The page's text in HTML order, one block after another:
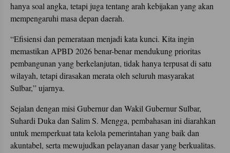
hanya soal angka, tetapi juga tentang arah kebijakan yang akan
mempengaruhi masa depan daerah.
“Efisiensi dan pemerataan menjadi kata kunci. Kita ingin
memastikan APBD 2026 benar-benar mendukung prioritas
pembangunan yang berkelanjutan, tidak hanya terpusat di satu
wilayah, tetapi dirasakan merata oleh seluruh masyarakat
Sulbar,” ujarnya.
Sejalan dengan misi Gubernur dan Wakil Gubernur Sulbar,
Suhardi Duka dan Salim S. Mengga, pembahasan ini diarahkan
untuk memperkuat tata kelola pemerintahan yang baik dan
akuntabel, serta mewujudkan pelayanan dasar yang berkualitas.